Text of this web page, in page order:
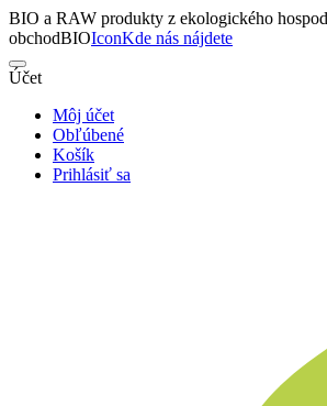
BIO a RAW produkty z ekologického
obchodBIOIconKde nás nájdete
Účet
Môj účet
Obľúbené
Košík
Prihlásiť sa